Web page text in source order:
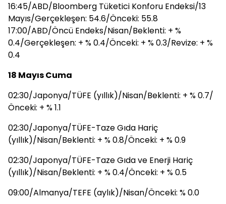
16:45/ABD/Bloomberg Tüketici Konforu Endeksi/13
Mayıs/Gerçekleşen: 54.6/Önceki: 55.8
17:00/ABD/Öncü Endeks/Nisan/Beklenti: + %
0.4/Gerçekleşen: + % 0.4/Önceki: + % 0.3/Revize: + %
0.4
18 Mayıs Cuma
02:30/Japonya/TÜFE (yıllık)/Nisan/Beklenti: + % 0.7/
Önceki: + % 1.1
02:30/Japonya/TÜFE-Taze Gıda Hariç
(yıllık)/Nisan/Beklenti: + % 0.8/Önceki: + % 0.9
02:30/Japonya/TÜFE-Taze Gıda ve Enerji Hariç
(yıllık)/Nisan/Beklenti: + % 0.4/Önceki: + % 0.5
09:00/Almanya/TEFE (aylık)/Nisan/Önceki: % 0.0